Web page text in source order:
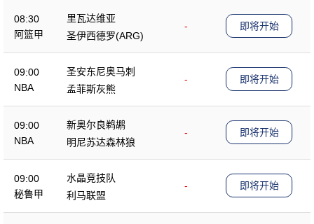
08:30
阿篮甲
里瓦达维亚
-
圣伊西德罗(ARG)
即将开始
09:00
NBA
圣安东尼奥马刺
-
孟菲斯灰熊
即将开始
09:00
NBA
新奥尔良鹈鹕
-
明尼苏达森林狼
即将开始
09:00
秘鲁甲
水晶竞技队
-
利马联盟
即将开始